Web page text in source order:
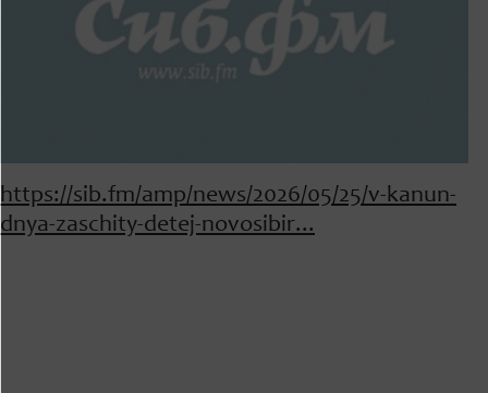
https://sib.fm/amp/news/2026/05/25/v-kanun-
dnya-zaschity-detej-novosibir...